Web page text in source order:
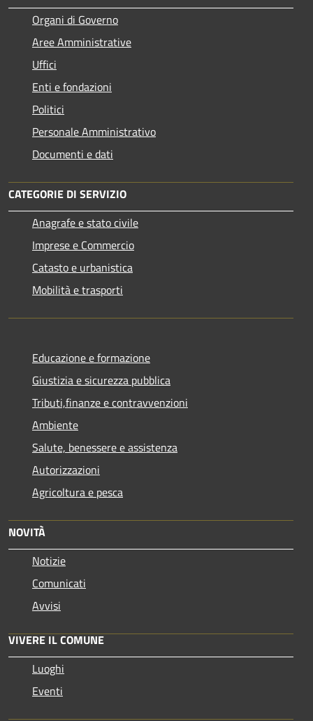
Organi di Governo
Aree Amministrative
Uffici
Enti e fondazioni
Politici
Personale Amministrativo
Documenti e dati
CATEGORIE DI SERVIZIO
Anagrafe e stato civile
Imprese e Commercio
Catasto e urbanistica
Mobilità e trasporti
Educazione e formazione
Giustizia e sicurezza pubblica
Tributi,finanze e contravvenzioni
Ambiente
Salute, benessere e assistenza
Autorizzazioni
Agricoltura e pesca
NOVITÀ
Notizie
Comunicati
Avvisi
VIVERE IL COMUNE
Luoghi
Eventi